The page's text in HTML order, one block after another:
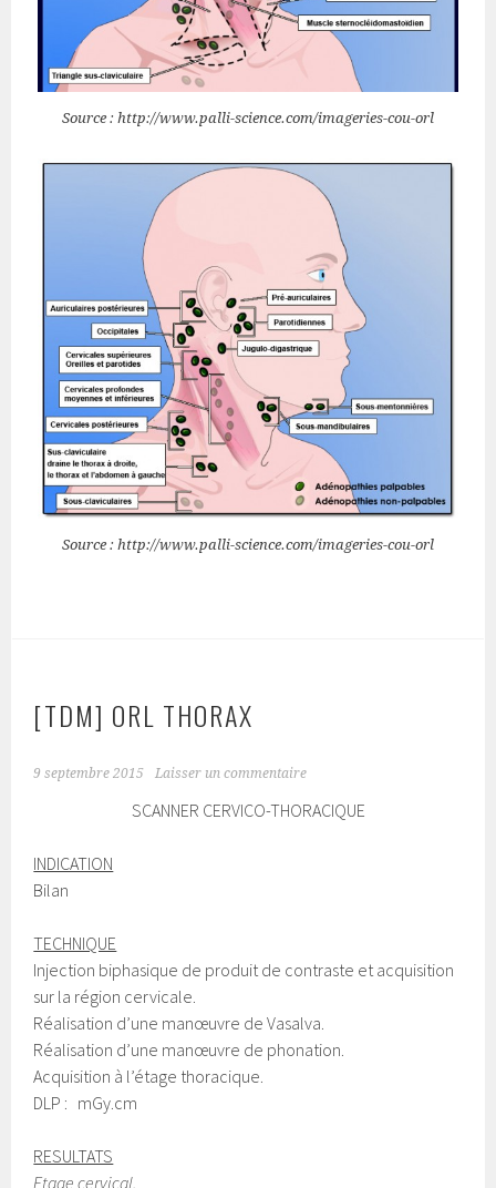
Source : http://www.palli-science.com/imageries-cou-orl
Source : http://www.palli-science.com/imageries-cou-orl
[TDM] ORL THORAX
9 septembre 2015 Laisser un commentaire
SCANNER CERVICO-THORACIQUE
INDICATION
Bilan
TECHNIQUE
Injection biphasique de produit de contraste et acquisition
sur la région cervicale.
Réalisation d’une manœuvre de Vasalva.
Réalisation d’une manœuvre de phonation.
Acquisition à l’étage thoracique.
DLP : mGy.cm
RESULTATS
Etage cervical,